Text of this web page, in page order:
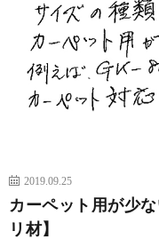
2019.09.25
カーペット用が少
リ材】